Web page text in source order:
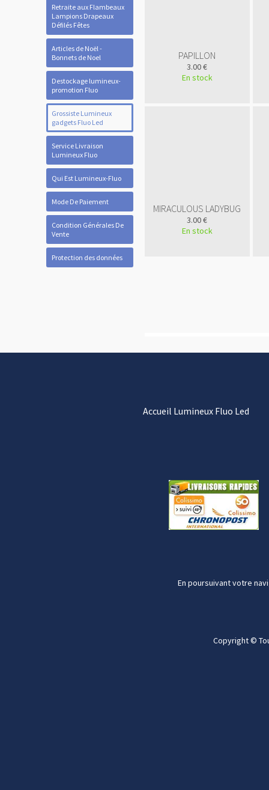
Retraite aux Flambeaux
Lampions Drapeaux
Défilés Fêtes
Articles de Noël -
Bonnets de Noel
Destockage lumineux-
promotion Fluo
Grossiste Lumineux
gadgets Fluo Led
Service Livraison
Lumineux Fluo
Qui Est Lumineux-Fluo
Mode De Paiement
Condition Générales De
Vente
Protection des données
Accueil Lumineux Fluo Led
En poursuivant votre
Copyright ©
PAPILLON
3.00 €
En stock
MIRACULOUS LADYBUG
3.00 €
En stock